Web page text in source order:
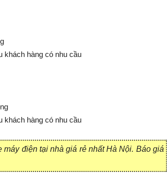
khách hàng có nhu cầu
khách hàng có nhu cầu
điện tại nhà giá rẻ nhất Hà Nội. Báo giá